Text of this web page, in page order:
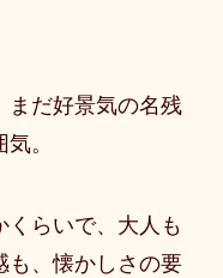
まだ好景気の名残
。
くらいで、大人も
も、懐かしさの要